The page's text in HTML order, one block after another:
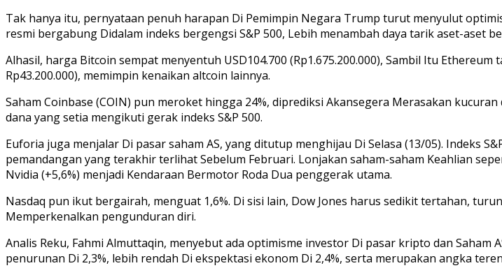
Tak hanya itu, pernyataan penuh harapan Di Pemimpin Negara Trump turut menyulut
resmi bergabung Didalam indeks bergengsi S&P 500, Lebih menambah daya tarik aset-aset
Alhasil, harga Bitcoin sempat menyentuh USD104.700 (Rp1.675.200.000), Sambil Itu
Rp43.200.000), memimpin kenaikan altcoin lainnya.
Saham Coinbase (COIN) pun meroket hingga 24%, diprediksi Akansegera Merasakan
dana yang setia mengikuti gerak indeks S&P 500.
Euforia juga menjalar Di pasar saham AS, yang ditutup menghijau Di Selasa (13/05). Indeks
pemandangan yang terakhir terlihat Sebelum Februari. Lonjakan saham-saham Keahlian
Nvidia (+5,6%) menjadi Kendaraan Bermotor Roda Dua penggerak utama.
Nasdaq pun ikut bergairah, menguat 1,6%. Di sisi lain, Dow Jones harus sedikit tertahan,
Memperkenalkan pengunduran diri.
Analis Reku, Fahmi Almuttaqin, menyebut ada optimisme investor Di pasar kripto dan
penurunan Di 2,3%, lebih rendah Di ekspektasi ekonom Di 2,4%, serta merupakan angka